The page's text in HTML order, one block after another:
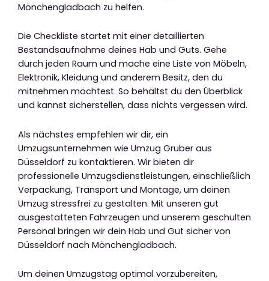
Mönchengladbach zu helfen.
Die Checkliste startet mit einer detaillierten
Bestandsaufnahme deines Hab und Guts. Gehe
durch jeden Raum und mache eine Liste von Möbeln,
Elektronik, Kleidung und anderem Besitz, den du
mitnehmen möchtest. So behältst du den Überblick
und kannst sicherstellen, dass nichts vergessen wird.
Als nächstes empfehlen wir dir, ein
Umzugsunternehmen wie Umzug Gruber aus
Düsseldorf zu kontaktieren. Wir bieten dir
professionelle Umzugsdienstleistungen, einschließlich
Verpackung, Transport und Montage, um deinen
Umzug stressfrei zu gestalten. Mit unseren gut
ausgestatteten Fahrzeugen und unserem geschulten
Personal bringen wir dein Hab und Gut sicher von
Düsseldorf nach Mönchengladbach.
Um deinen Umzugstag optimal vorzubereiten,